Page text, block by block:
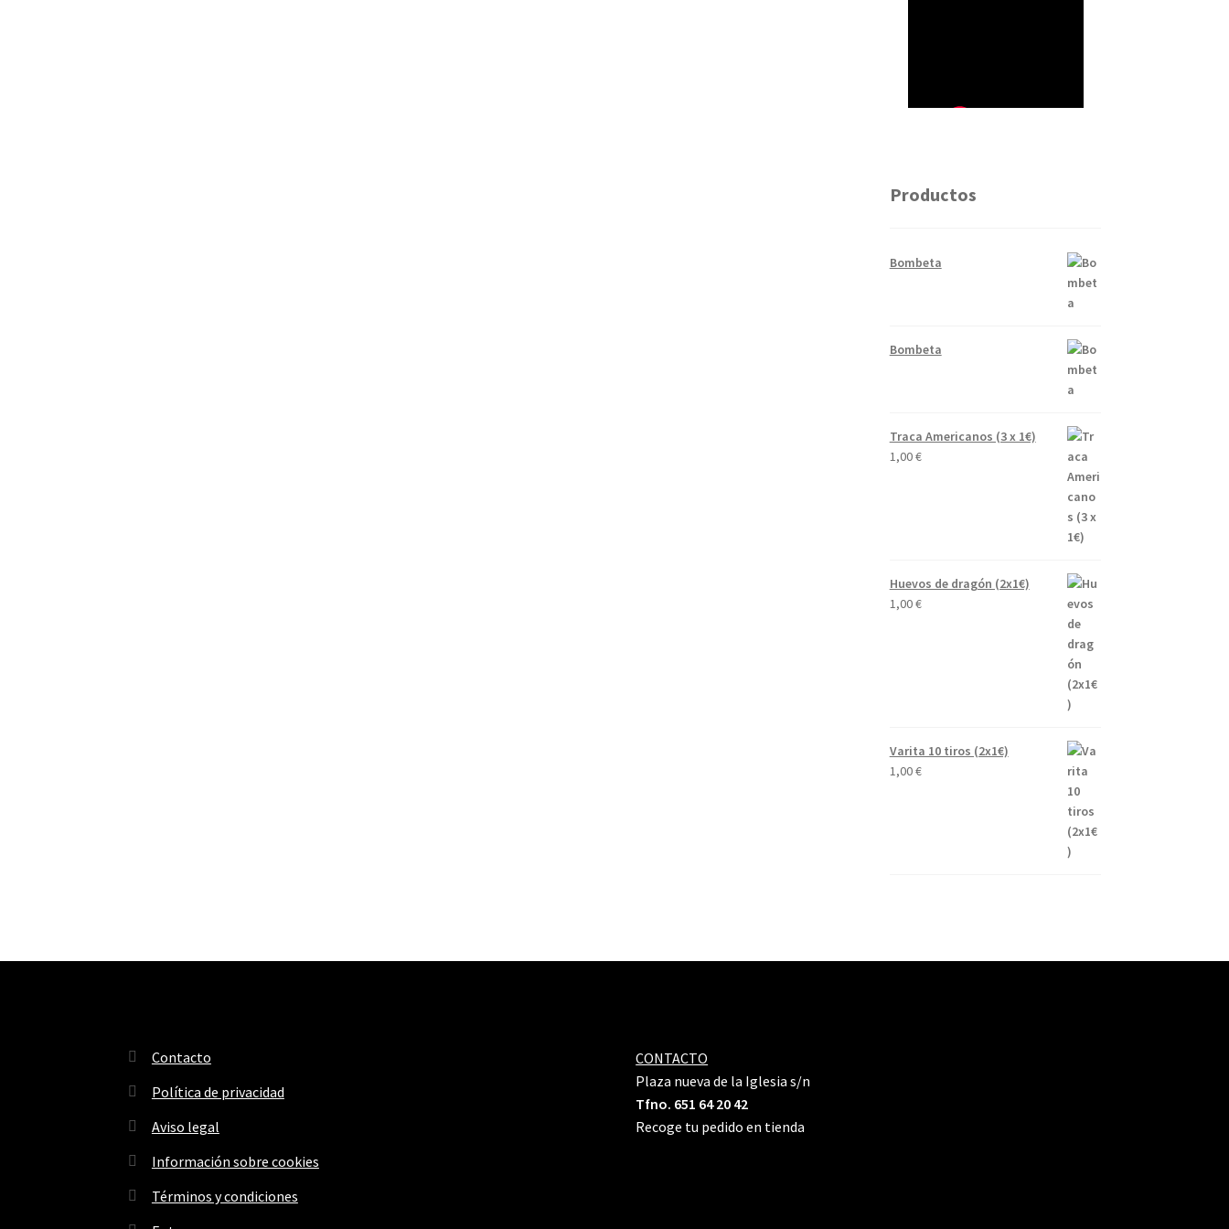
Productos
Bombeta
Bombeta
Traca Americanos (3 x 1€)
1,00€
Huevos de dragón (2x1€)
1,00€
Varita 10 tiros (2x1€)
1,00€
Contacto
Política de privacidad
Aviso legal
Información sobre cookies
Términos y condiciones
CONTACTO
Plaza nueva de la Iglesia s/n
Tfno. 651 64 20 42
Recoge tu pedido en tienda